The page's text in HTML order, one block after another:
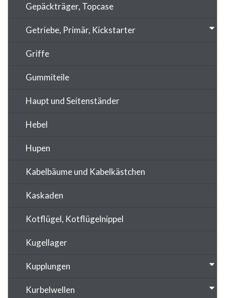
Gepäckträger, Topcase
Getriebe, Primär, Kickstarter
Griffe
Gummiteile
Haupt und Seitenständer
Hebel
Hupen
Kabelbäume und Kabelkästchen
Kaskaden
Kotflügel, Kotflügelnippel
Kugellager
Kupplungen
Kurbelwellen